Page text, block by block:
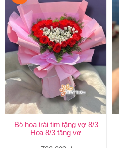
Bó hoa trái tim tặng vợ 8/3
Hoa 8/3 tặng vợ